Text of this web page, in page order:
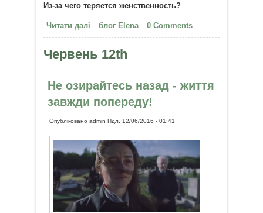
Из-за чего теряется женственность?
Читати далі про Мастер-класс "Секрет
Женственности"
блог Elena 0 Comments
Червень 12th
Не озирайтесь назад - життя
завжди попереду!
Опублікованоadmin Ндл, 12/06/2016 - 01:41